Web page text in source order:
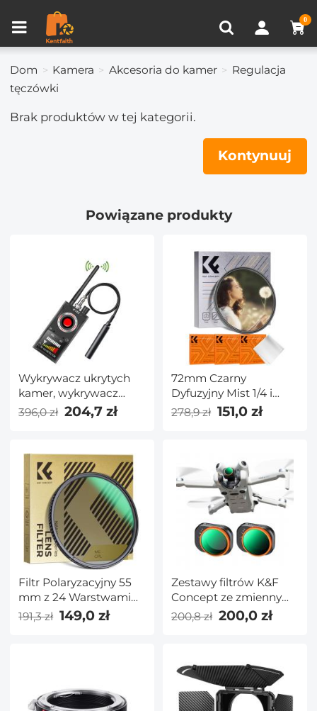
0
Porównanie produktów (0)
Dom Kamera Akcesoria do kamer
Regulacja
tęczówki
Brak produktów w tej kategorii.
Kontynuuj
Powiązane produkty
Wykrywacz ukrytych
kamer, wykrywacz
antyszpiegowski,
wykrywacz błędów,
skaner sygnału RF,
wykrywacz urządzeń
GPS Tracker
Urządzenie
nasłuchujące
Wykrywacz kamery
Rozporządzenie UE
396,0 zł 204,7 zł
72mm Czarny
Dyfuzyjny Mist 1/4 i
Zmienny ND2-32 2-w-1
Filtr Kinowy Efekt Filtr
Aparatu z 18
Wielowarstwowymi
Powłokami - Seria
Nano-Klear
278,9 zł 151,0 zł
Filtr Polaryzacyjny 55
mm z 24 Warstwami
Nanopowłoki - Seria
191,3 zł 149,0 zł
Zestawy filtrów K&F
Concept ze zmiennymi
obiektywami ND do
512 (5-9 przystanków) z
28 warstwami
nanopowłoki
200,8 zł 200,0 zł